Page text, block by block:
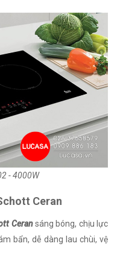
- 4000W
Ceran
Ceransáng bóng, chịu lực
bẩn, dễ dàng lau chùi, vệ